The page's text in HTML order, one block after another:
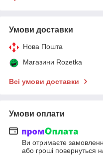
Умови доставки
Нова Пошта
Магазини Rozetka
Всі умови доставки
Умови оплати
Ви отримаєте
або гроші повернуться